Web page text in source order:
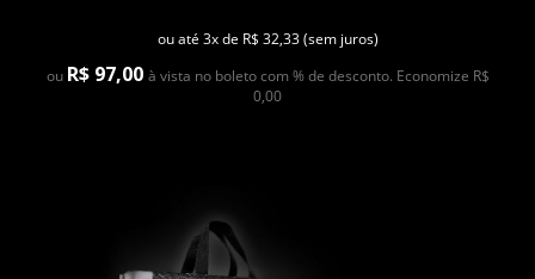
ou até 3x de R$ 32,33 (sem juros)
ou R$ 97,00 à vista no boleto com % de desconto. Economize R$
0,00